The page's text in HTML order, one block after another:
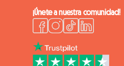
¡Únete a nuestra comunidad!